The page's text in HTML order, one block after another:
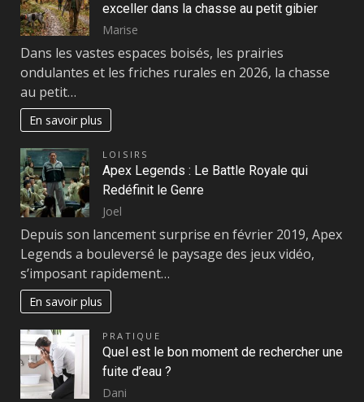
exceller dans la chasse au petit gibier
Marise
Dans les vastes espaces boisés, les prairies
ondulantes et les friches rurales en 2026, la chasse
au petit…
En savoir plus
LOISIRS
Apex Legends : Le Battle Royale qui
Redéfinit le Genre
Joel
Depuis son lancement surprise en février 2019, Apex
Legends a bouleversé le paysage des jeux vidéo,
s’imposant rapidement…
En savoir plus
PRATIQUE
Quel est le bon moment de rechercher une
fuite d’eau ?
Dani